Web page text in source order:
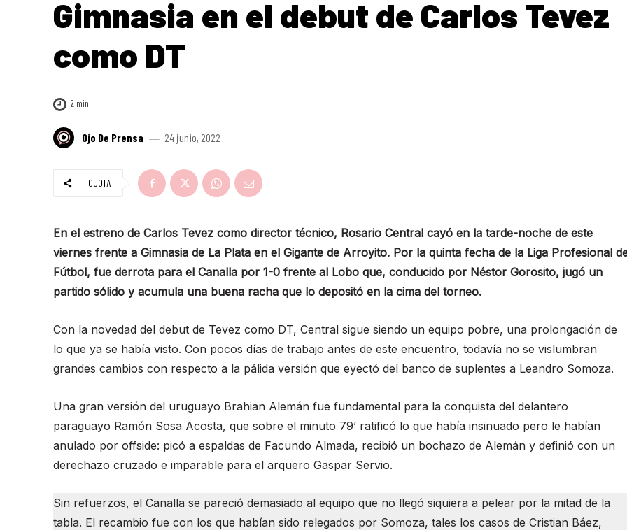
Gimnasia en el debut de Carlos Tevez
como DT
2 min.
Ojo De Prensa 24 junio, 2022
CUOTA
En el estreno de Carlos Tevez como director técnico, Rosario Central cayó en la tarde-noche de este
viernes frente a Gimnasia de La Plata en el Gigante de Arroyito. Por la quinta fecha de la Liga Profesional
Fútbol, fue derrota para el Canalla por 1-0 frente al Lobo que, conducido por Néstor Gorosito, jugó un
partido sólido y acumula una buena racha que lo depositó en la cima del torneo.
Con la novedad del debut de Tevez como DT, Central sigue siendo un equipo pobre, una prolongación de
lo que ya se había visto. Con pocos días de trabajo antes de este encuentro, todavía no se vislumbran
grandes cambios con respecto a la pálida versión que eyectó del banco de suplentes a Leandro Somoza.
Una gran versión del uruguayo Brahian Alemán fue fundamental para la conquista del delantero
paraguayo Ramón Sosa Acosta, que sobre el minuto 79’ ratificó lo que había insinuado pero le habían
anulado por offside: picó a espaldas de Facundo Almada, recibió un bochazo de Alemán y definió con un
derechazo cruzado e imparable para el arquero Gaspar Servio.
Sin refuerzos, el Canalla se pareció demasiado al equipo que no llegó siquiera a pelear por la mitad de la
tabla. El recambio fue con los que habían sido relegados por Somoza, tales los casos de Cristian Báez,